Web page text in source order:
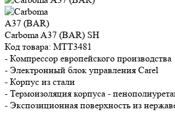
Carboma A37 (BAR) SH
Код товара: МТТ3481
- Компрессор европейского производства
- Электронный блок управления Carel
- Корпус из стали
- Термоизоляция корпуса -
- Экспозиционная поверхность из